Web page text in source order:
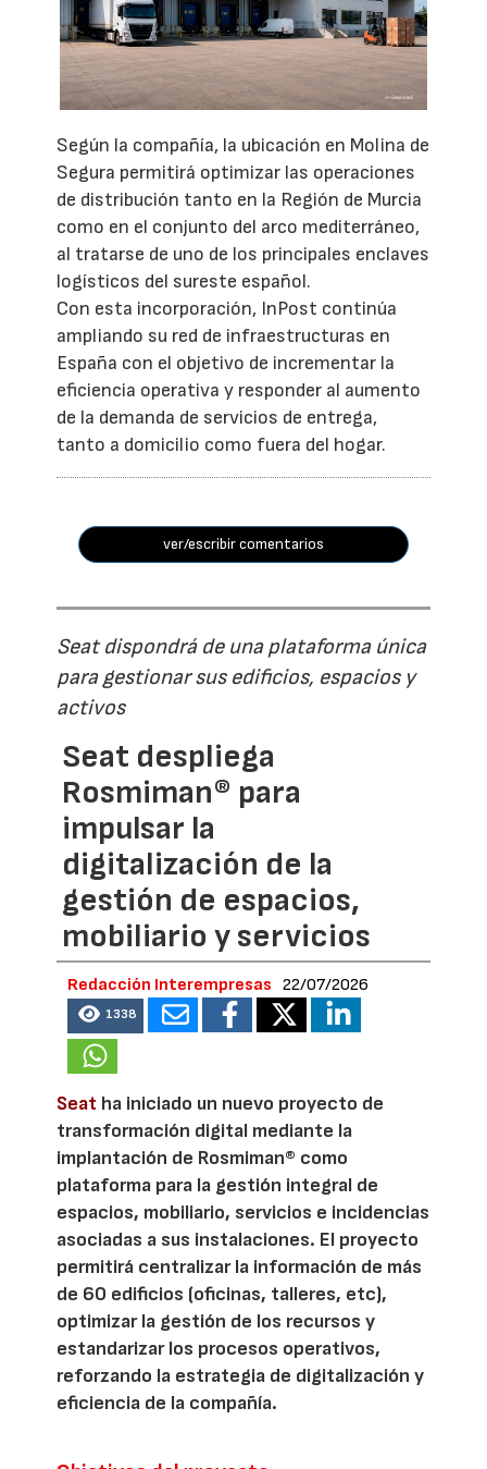
Según la compañía, la ubicación en Molina de
Segura permitirá optimizar las operaciones
de distribución tanto en la Región de Murcia
como en el conjunto del arco mediterráneo,
al tratarse de uno de los principales enclaves
logísticos del sureste español.
Con esta incorporación, InPost continúa
ampliando su red de infraestructuras en
España con el objetivo de incrementar la
eficiencia operativa y responder al aumento
de la demanda de servicios de entrega,
tanto a domicilio como fuera del hogar.
ver/escribir comentarios
Seat dispondrá de una plataforma única
para gestionar sus edificios, espacios y
activos
Seat despliega
Rosmiman® para
impulsar la
digitalización de la
gestión de espacios,
mobiliario y servicios
Redacción Interempresas 22/07/2026
1338
Seat ha iniciado un nuevo proyecto de
transformación digital mediante la
implantación de Rosmiman® como
plataforma para la gestión integral de
espacios, mobiliario, servicios e incidencias
asociadas a sus instalaciones. El proyecto
permitirá centralizar la información de más
de 60 edificios (oficinas, talleres, etc),
optimizar la gestión de los recursos y
estandarizar los procesos operativos,
reforzando la estrategia de digitalización y
eficiencia de la compañía.